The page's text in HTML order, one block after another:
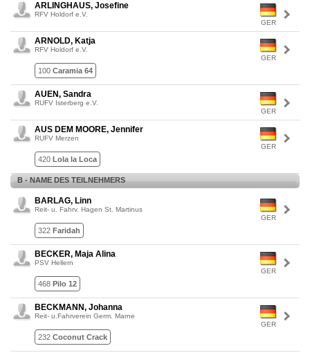
GER
ARLINGHAUS, Josefine
RFV Holdorf e.V.
GER
ARNOLD, Katja
RFV Holdorf e.V.
100 Caramia 64
GER
AUEN, Sandra
RUFV Isterberg e.V.
GER
AUS DEM MOORE, Jennifer
RUFV Merzen
420 Lola la Loca
B - NAME DES TEILNEHMERS
GER
BARLAG, Linn
Reit- u. Fahrv. Hagen St. Martinus
322 Faridah
GER
BECKER, Maja Alina
PSV Hellern
468 Pilo 12
GER
BECKMANN, Johanna
Reit- u.Fahrverein Germ. Marne
232 Coconut Crack